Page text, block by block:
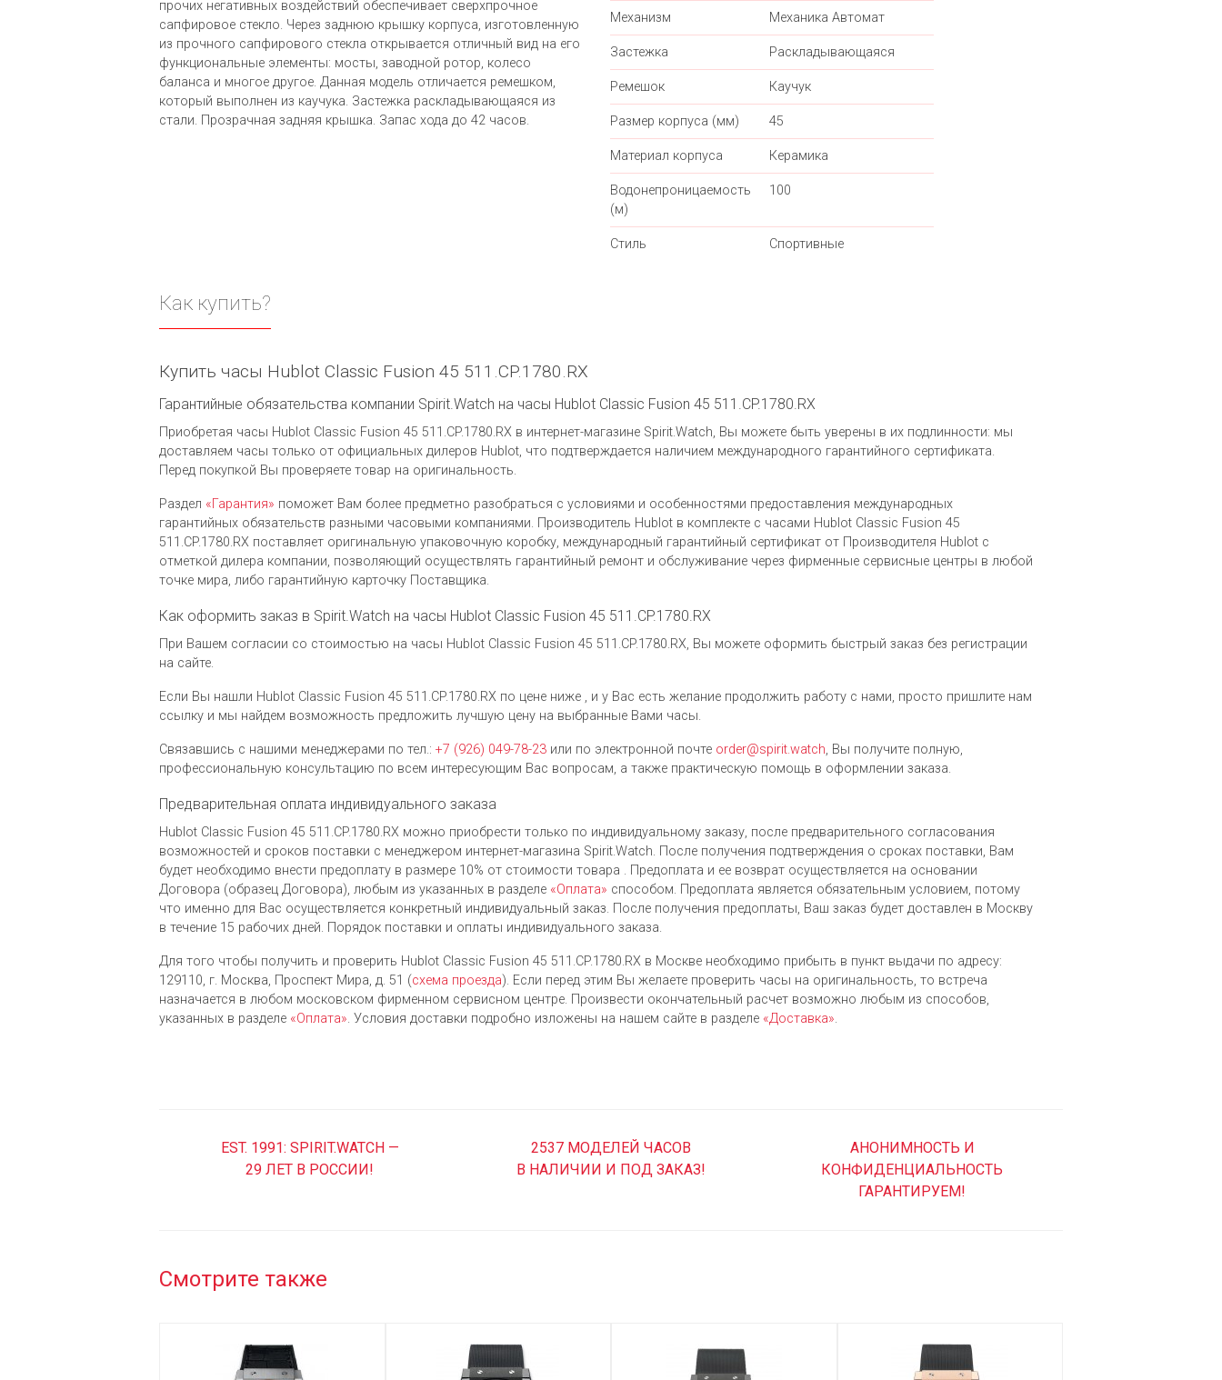
прочих негативных воздействий обеспечивает сверхпрочное
сапфировое стекло. Через заднюю крышку корпуса, изготовленную
из прочного сапфирового стекла открывается отличный вид на его
функциональные элементы: мосты, заводной ротор, колесо
баланса и многое другое. Данная модель отличается ремешком,
который выполнен из каучука. Застежка раскладывающаяся из
стали. Прозрачная задняя крышка. Запас хода до 42 часов.
Механизм Механика Автомат
Застежка Раскладывающаяся
Ремешок Каучук
Размер корпуса (мм) 45
Материал корпуса Керамика
Водонепроницаемость
(м)
100
Стиль Спортивные
Как купить?
Купить часы Hublot Classic Fusion 45 511.CP.1780.RX
Гарантийные обязательства компании Spirit.Watch на часы Hublot Classic Fusion 45 511.CP.1780.RX
Приобретая часы Hublot Classic Fusion 45 511.CP.1780.RX в интернет-магазине Spirit.Watch, Вы можете быть уверены в их подлинности: мы
доставляем часы только от официальных дилеров Hublot, что подтверждается наличием международного гарантийного сертификата.
Перед покупкой Вы проверяете товар на оригинальность.
Раздел «Гарантия» поможет Вам более предметно разобраться с условиями и особенностями предоставления международных
гарантийных обязательств разными часовыми компаниями. Производитель Hublot в комплекте с часами Hublot Classic Fusion 45
511.CP.1780.RX поставляет оригинальную упаковочную коробку, международный гарантийный сертификат от Производителя Hublot c
отметкой дилера компании, позволяющий осуществлять гарантийный ремонт и обслуживание через фирменные сервисные центры в любой
точке мира, либо гарантийную карточку Поставщика.
Как оформить заказ в Spirit.Watch на часы Hublot Classic Fusion 45 511.CP.1780.RX
При Вашем согласии со стоимостью на часы Hublot Classic Fusion 45 511.CP.1780.RX, Вы можете оформить быстрый заказ без регистрации
на сайте.
Если Вы нашли Hublot Classic Fusion 45 511.CP.1780.RX по цене ниже , и у Вас есть желание продолжить работу с нами, просто пришлите нам
ссылку и мы найдем возможность предложить лучшую цену на выбранные Вами часы.
Связавшись с нашими менеджерами по тел.: +7 (926) 049-78-23 или по электронной почте order@spirit.watch, Вы получите полную,
профессиональную консультацию по всем интересующим Вас вопросам, а также практическую помощь в оформлении заказа.
Предварительная оплата индивидуального заказа
Hublot Classic Fusion 45 511.CP.1780.RX можно приобрести только по индивидуальному заказу, после предварительного согласования
возможностей и сроков поставки с менеджером интернет-магазина Spirit.Watch. После получения подтверждения о сроках поставки, Вам
будет необходимо внести предоплату в размере 10% от стоимости товара . Предоплата и ее возврат осуществляется на основании
Договора (образец Договора), любым из указанных в разделе «Оплата» способом. Предоплата является обязательным условием, потому
что именно для Вас осуществляется конкретный индивидуальный заказ. После получения предоплаты, Ваш заказ будет доставлен в Москву
в течение 15 рабочих дней. Порядок поставки и оплаты индивидуального заказа.
Для того чтобы получить и проверить Hublot Classic Fusion 45 511.CP.1780.RX в Москве необходимо прибыть в пункт выдачи по адресу:
129110, г. Москва, Проспект Мира, д. 51 (схема проезда). Если перед этим Вы желаете проверить часы на оригинальность, то встреча
назначается в любом московском фирменном сервисном центре. Произвести окончательный расчет возможно любым из cпособов,
указанных в разделе «Оплата». Условия доставки подробно изложены на нашем сайте в разделе «Доставка».
EST. 1991: SPIRIT.WATCH —
29 ЛЕТ В РОССИИ!
2537 МОДЕЛЕЙ ЧАСОВ
В НАЛИЧИИ И ПОД ЗАКАЗ!
АНОНИМНОСТЬ И
КОНФИДЕНЦИАЛЬНОСТЬ
ГАРАНТИРУЕМ!
Смотрите также